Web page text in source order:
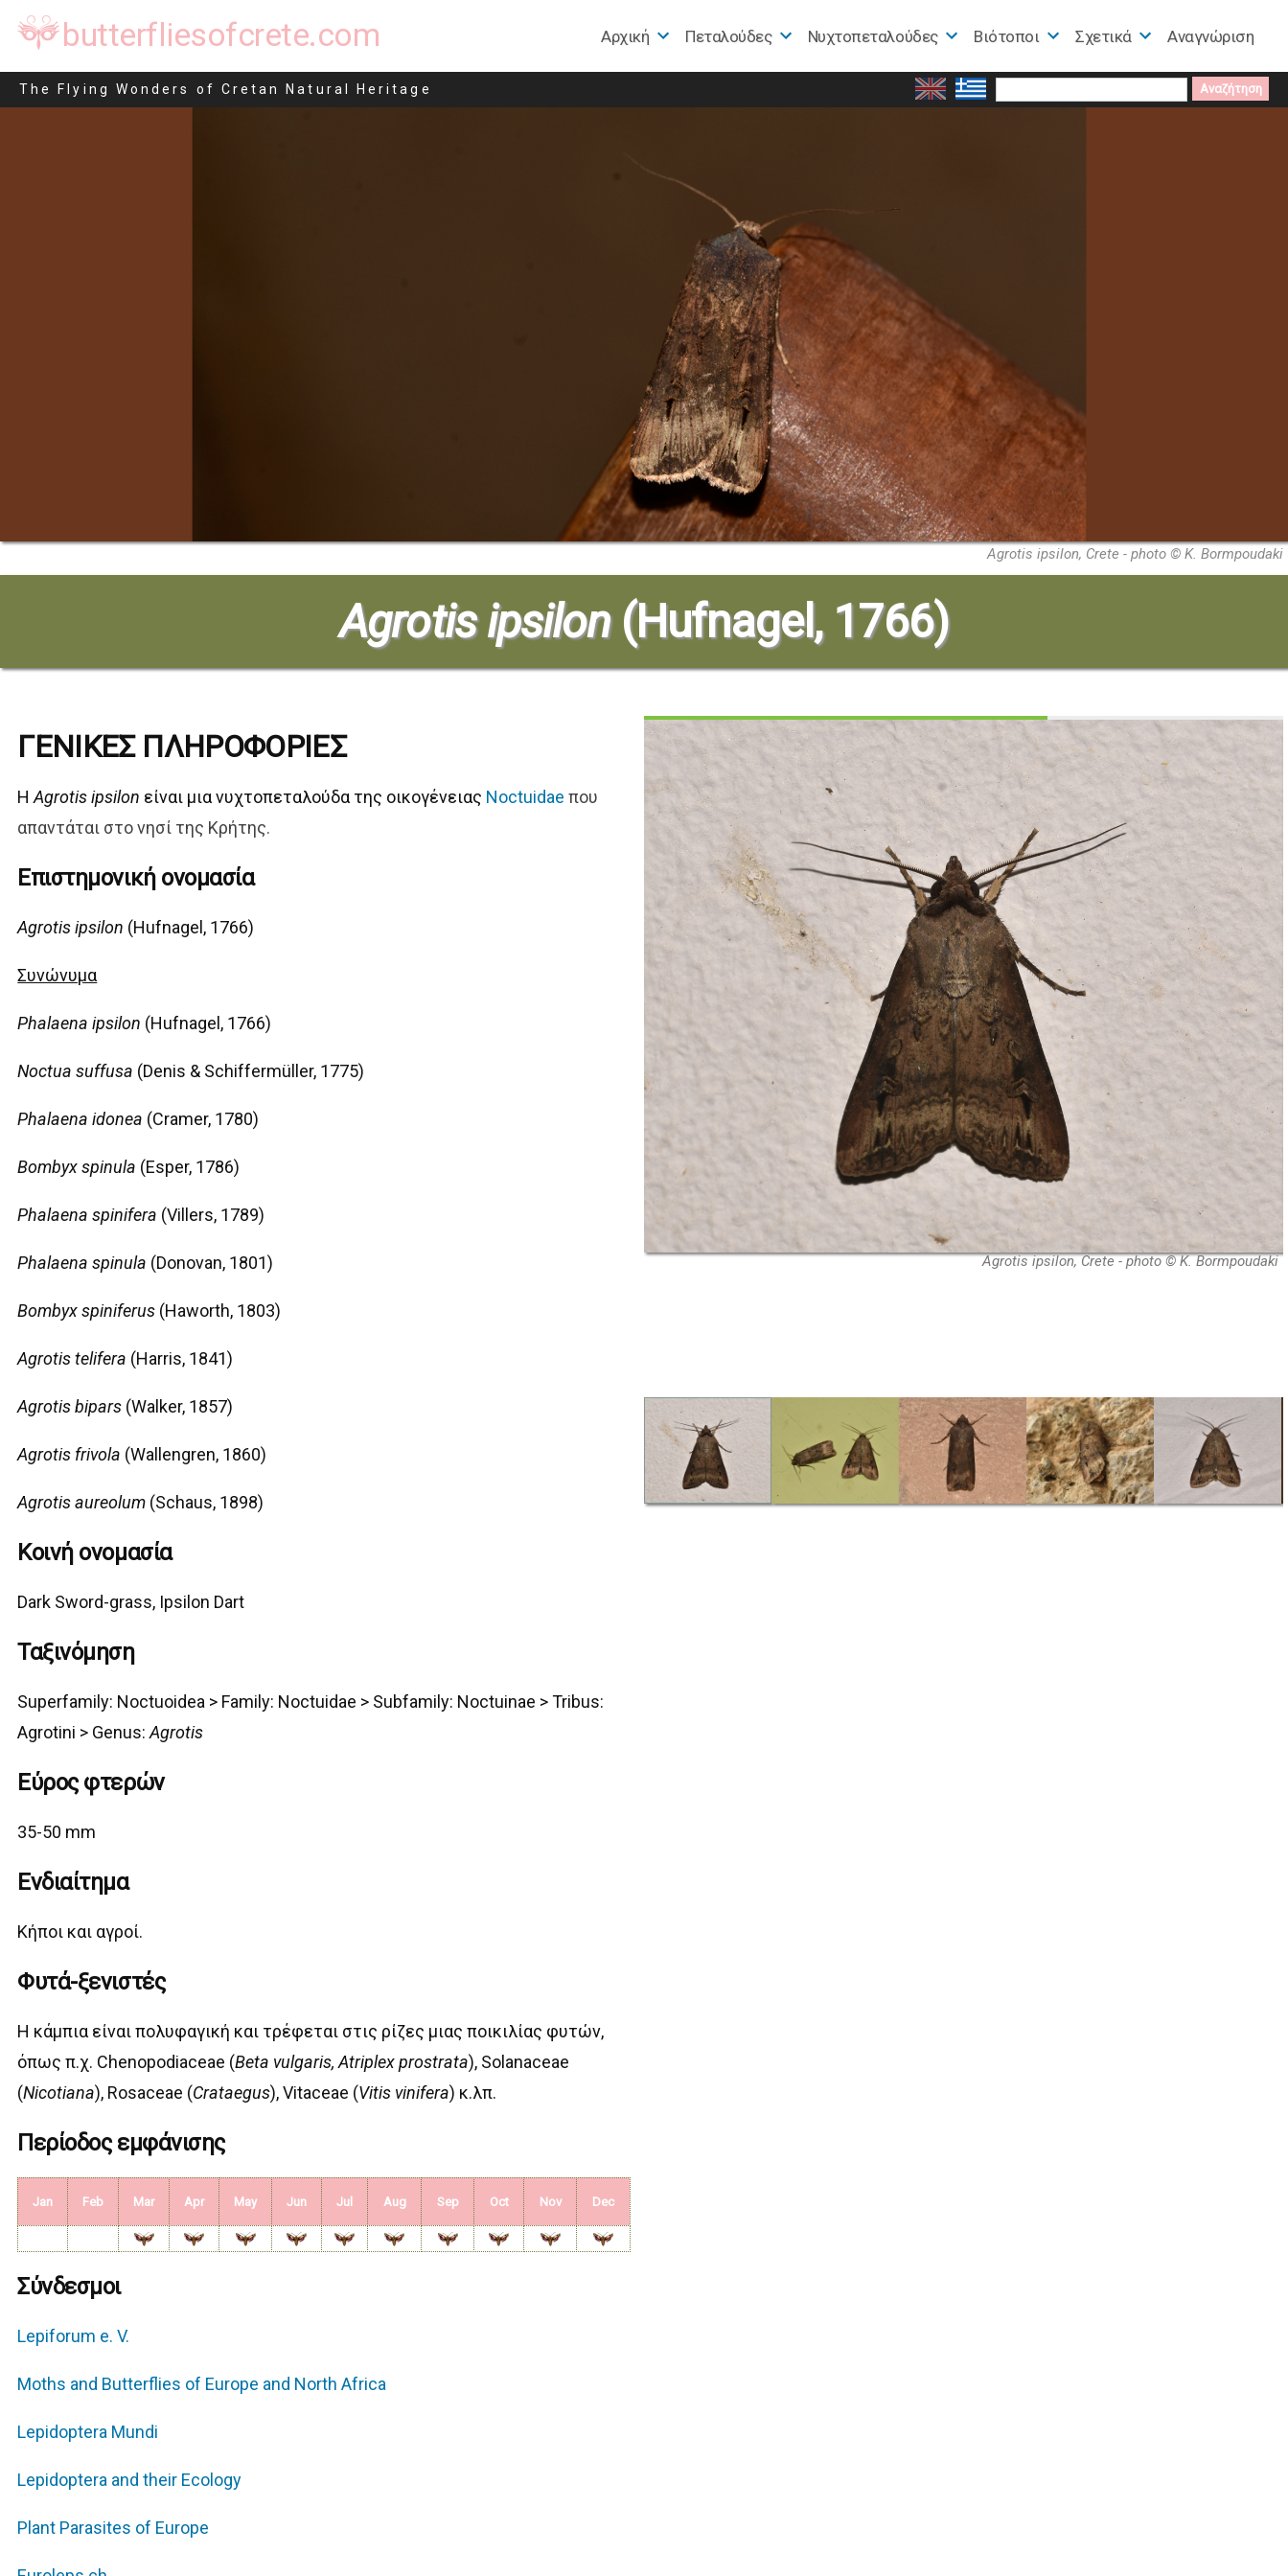
butterfliesofcrete.com
The Flying Wonders of Cretan Natural Heritage
Αρχική Πεταλούδες Nυχτοπεταλούδες Βιότοποι Σχετικά Αναγνώριση
Search
Agrotis ipsilon
Agrotis ipsilon, Crete - photo © K. Bormpoudaki
Agrotis ipsilon(Hufnagel, 1766)
ΓΕΝΙΚΕΣ ΠΛΗΡΟΦΟΡΙΕΣ
ΗAgrotis ipsilon είναι μια νυχτοπεταλούδα της οικογένειας Noctuidae που
απαντάται στο νησί της Κρήτης.
Επιστημονική ονομασία
Agrotis ipsilon (Hufnagel, 1766)
Συνώνυμα
Phalaena ipsilon (Hufnagel, 1766)
Noctua suffusa (Denis & Schiffermüller, 1775)
Phalaena idonea (Cramer, 1780)
Bombyx spinula (Esper, 1786)
Phalaena spinifera (Villers, 1789)
Phalaena spinula (Donovan, 1801)
Bombyx spiniferus (Haworth, 1803)
Agrotis telifera (Harris, 1841)
Agrotis bipars (Walker, 1857)
Agrotis frivola (Wallengren, 1860)
Agrotis aureolum (Schaus, 1898)
Κοινή ονομασία
Dark Sword-grass, Ipsilon Dart
Ταξινόμηση
Superfamily: Noctuoidea > Family: Noctuidae > Subfamily: Noctuinae > Tribus:
Agrotini > Genus:Agrotis
Εύρος φτερών
35-50 mm
Ενδιαίτημα
Κήποι και αγροί.
Φυτά-ξενιστές
Η κάμπια είναι πολυφαγική και τρέφεται στις ρίζες μιας ποικιλίας φυτών,
όπως π.χ. Chenopodiaceae (Beta vulgaris, Atriplex prostrata), Solanaceae
(Nicotiana), Rosaceae (Crataegus), Vitaceae (Vitis vinifera) κ.λπ.
Περίοδος εμφάνισης
Jan Feb Mar Apr May Jun Jul Aug Sep Oct Nov Dec
Σύνδεσμοι
Lepiforum e. V.
Moths and Butterflies of Europe and North Africa
Lepidoptera Mundi
Lepidoptera and their Ecology
Plant Parasites of Europe
Agrotis ipsilon, Crete - photo © K. Bormpoudaki